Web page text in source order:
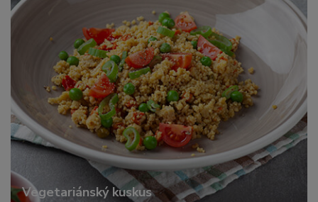
Vegetariánský kuskus